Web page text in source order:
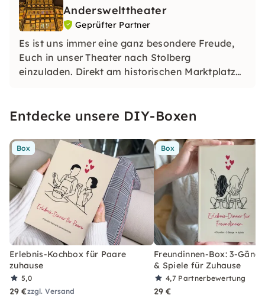
Anderswelttheater
Geprüfter Partner
Es ist uns immer eine ganz besondere Freude,
Euch in unser Theater nach Stolberg
einzuladen. Direkt am historischen Marktplatz
Märchencafé beheimatet.
Entdecke unsere DIY-Boxen
Box
Erlebnis-Kochbox für Paare
zuhause
5,0
29 €zzgl. Versand
Box
Freundinnen-Box: 3-
& Spiele für Zuhause
4,7 Partnerbewertung
29 €